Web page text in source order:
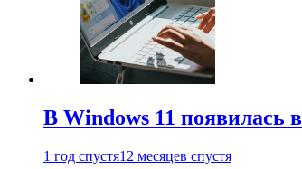
В Windows 11 появилась
1 год спустя12 месяцев спустя